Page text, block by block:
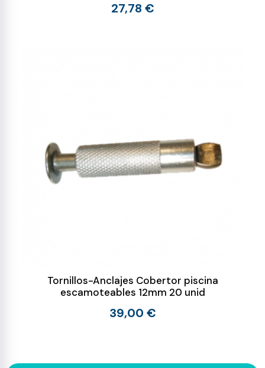
27,78 €
Tornillos-Anclajes Cobertor piscina
escamoteables 12mm 20 unid
39,00 €